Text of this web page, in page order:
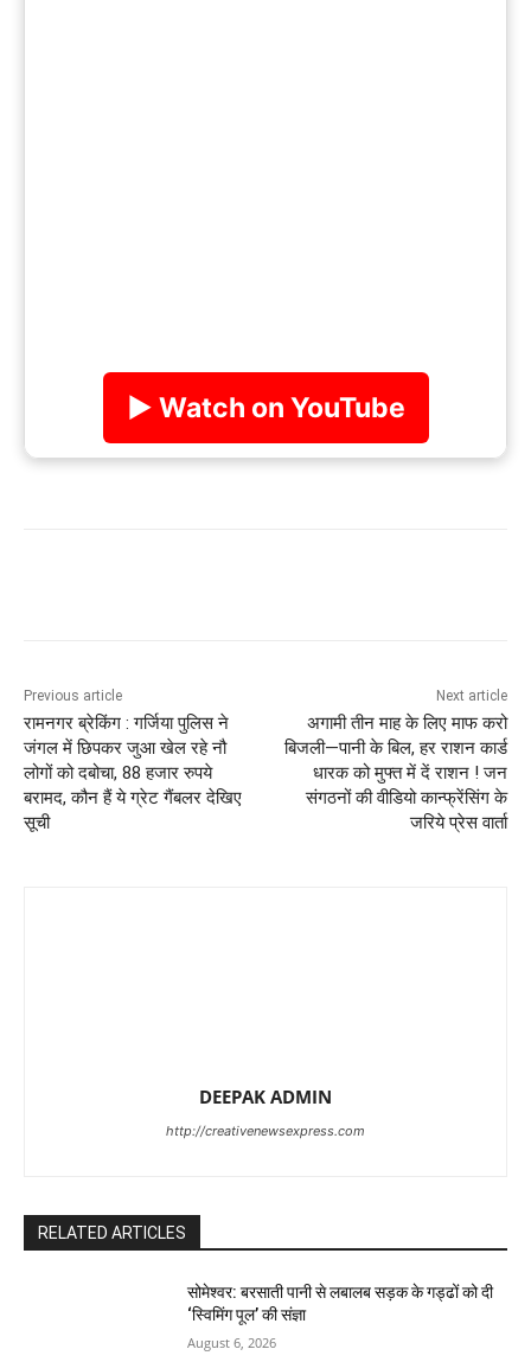
▶ Watch on YouTube
Previous article
रामनगर ब्रेकिंग : गर्जिया पुलिस ने
जंगल में छिपकर जुआ खेल रहे नौ
लोगों को दबोचा, 88 हजार रुपये
बरामद, कौन हैं ये ग्रेट गैंबलर देखिए
सूची
Next article
अगामी तीन माह के लिए माफ करो
बिजली—पानी के बिल, हर राशन कार्ड
धारक को मुफ्त में दें राशन ! जन
संगठनों की वीडियो कान्फ्रेंसिंग के
जरिये प्रेस वार्ता
DEEPAK ADMIN
http://creativenewsexpress.com
RELATED ARTICLES
सोमेश्वर: बरसाती पानी से लबालब सड़क के गड्ढों को दी
‘स्विमिंग पूल’ की संज्ञा
August 6, 2026